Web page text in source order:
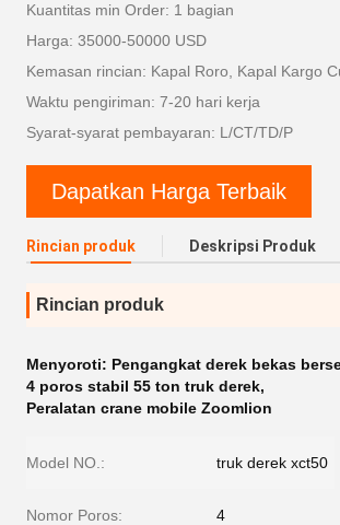
Kuantitas min Order: 1 bagian
Harga: 35000-50000 USD
Kemasan rincian: Kapal Roro, Kapal Kargo
Waktu pengiriman: 7-20 hari kerja
Syarat-syarat pembayaran: L/CT/TD/P
Dapatkan Harga Terbaik
Rincian produk Deskripsi Produk
Rincian produk
Menyoroti: Pengangkat derek bekas
4 poros stabil 55 ton truk derek,
Peralatan crane mobile Zoomlion
Model NO.: truk derek xct50
Nomor Poros: 4